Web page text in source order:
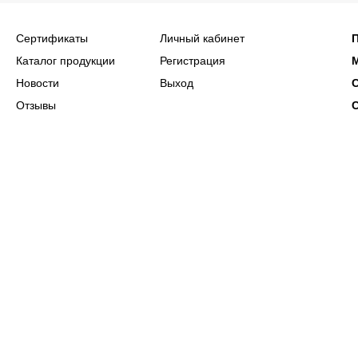
Сертификаты
Каталог продукции
Новости
Отзывы
Личный кабинет
Регистрация
Выход